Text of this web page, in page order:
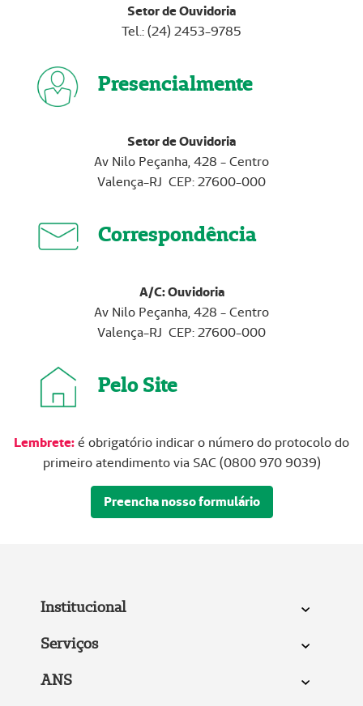
Setor de Ouvidoria
Tel.: (24) 2453-9785
Presencialmente
Setor de Ouvidoria
Av Nilo Peçanha, 428 - Centro
Valença-RJ CEP: 27600-000
Correspondência
A/C: Ouvidoria
Av Nilo Peçanha, 428 - Centro
Valença-RJ CEP: 27600-000
Pelo Site
Lembrete:é obrigatório indicar o número do protocolo do
primeiro atendimento via SAC (0800 970 9039)
Preencha nosso formulário
Institucional
Serviços
ANS